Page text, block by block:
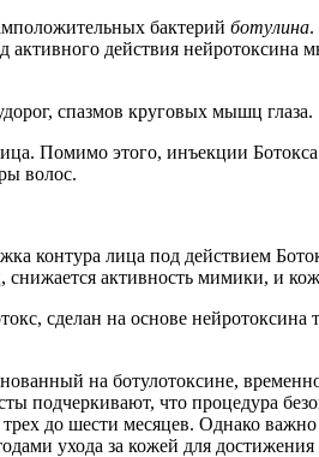
бактерий ботулина.
действия нейротоксина
спазмов круговых мышц глаза.
Помимо этого, инъекции
волос.
лица под действием
активность мимики, и
сделан на основе
на ботулотоксине,
что процедура
до шести месяцев. Однако
ухода за кожей для достижения